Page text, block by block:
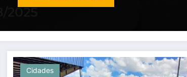
Cidades